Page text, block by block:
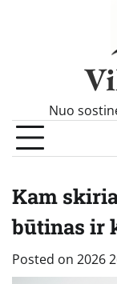
Nuo
Kam
būtinas ir
Posted on 2026